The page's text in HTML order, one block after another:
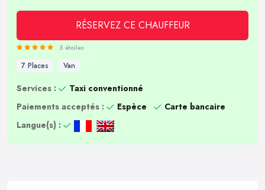
RÉSERVEZ CE CHAUFFEUR
5 étoiles
7 Places Van
Services :
Taxi conventionné
Paiements acceptés :
Espèce
Carte bancaire
Langue(s) :